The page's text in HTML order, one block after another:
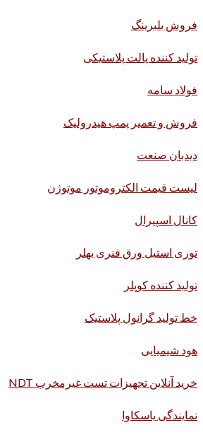
فروش بلبرینگ
تولید کننده پالت پلاستیکی
فولاد سامه
فروش و تعمیر پمپ هیدرولیک
دیدبان صنعت
لیست قیمت الکتروموتور موتوژن
کانال اسپیرال
توری استیل ورق فنری بهلر
تولید کننده کوپلر
خط تولید گرانول پلاستیک
هود شیمیایی
خرید آنلاین تجهیزات تست غیرمخرب NDT
نمایندگی یاسکاوا